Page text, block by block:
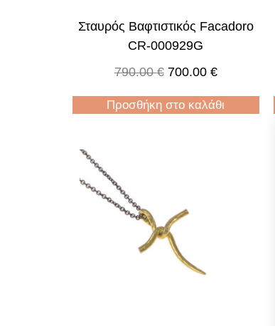
Σταυρός Βαφτιστικός Facadoro
CR-000929G
790.00€ 700.00 €
Προσθήκη στο καλάθι